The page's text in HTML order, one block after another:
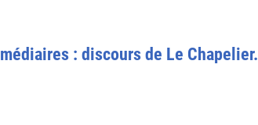
: discours de Le Chapelier.